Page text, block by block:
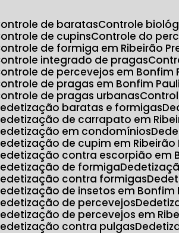
Controle de baratas
Controle
Controle de cupins
Controle do
Controle de formiga em Ribeirão
Controle integrado de pragas
Controle de percevejos em Bonfim
Controle de pragas em Bonfim
Controle de pragas urbanas
Dedetização baratas e formigas
Dedetização de carrapato em
Dedetização em condomínios
Dedetização de cupim em Ribeirão
Dedetização contra escorpião em
Dedetização de formiga
Dedetização contra formigas
Dedetização de insetos em Bonfim
Dedetização de percevejos
Dedetização de percevejos em
Dedetização contra pulgas